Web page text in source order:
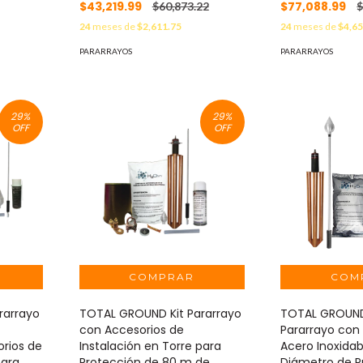
$43,219.99 $60,873.22
24meses de$2,611.75
PARARRAYOS
$77,088.99
24meses de
PARARRAYOS
29%
OFF
de
29%
OFF
TOTAL GROUND Kit Pararrayo
con Accesorios de
Instalación en Torre para
TOTAL
Pararrayo
Acero